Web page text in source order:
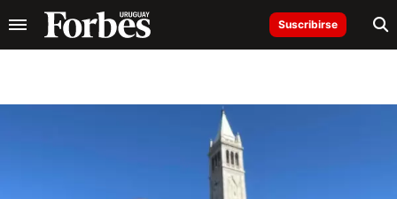
Suscribirse